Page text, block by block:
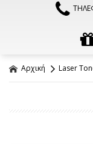
Αρχική Laser